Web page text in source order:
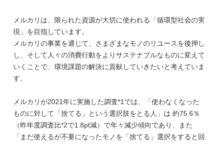
メルカリは、限られた資源が大切に使われる「循環型社会の実
現」を目指しています。
メルカリの事業を通じて、さまざまなモノのリユースを後押し
し、そして人々の消費行動をよりサステナブルなものに変えて
いくことで、環境課題の解決に貢献していきたいと考えていま
す。
メルカリが2021年に実施した調査*1では、「使わなくなった
ものに対して「捨てる」という選択肢をとる人」は 約75.6％
（昨年度調査比*2で1.8pt減）で年々減少傾向であり、また
「まだ使えるが不要になったモノを「捨てる」選択をすると回